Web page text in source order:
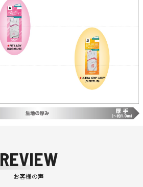
REVIEW
お客様の声